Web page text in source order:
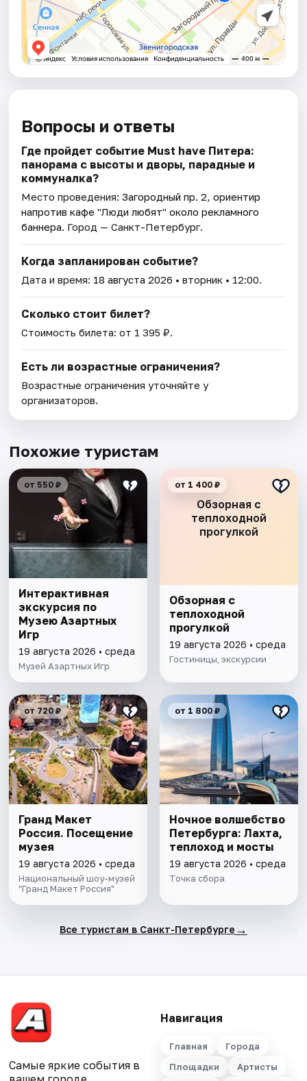
Вопросы и ответы
Где пройдет событие Must have Питера:
панорама с высоты и дворы, парадные и
коммуналка?
Место проведения:Загородный пр. 2, ориентир
напротив кафе "Люди любят" около рекламного
баннера. Город — Санкт-Петербург.
Когда запланирован событие?
Дата и время: 18 августа 2026 • вторник • 12:00.
Сколько стоит билет?
Стоимость билета: от 1 395 ₽.
Есть ли возрастные ограничения?
Возрастные ограничения уточняйте у
организаторов.
Похожие туристам
от 550 ₽
Интерактивная
экскурсия по
Музею Азартных
Игр
19 августа 2026 • среда
Музей Азартных Игр
Обзорная с
теплоходной
прогулкой
от 1 400 ₽
Обзорная с
теплоходной
прогулкой
19 августа 2026 • среда
Гостиницы, экскурсии
от 720 ₽
Гранд Макет
Россия. Посещение
музея
19 августа 2026 • среда
Национальный шоу-музей
"Гранд Макет Россия"
от 1 800 ₽
Ночное волшебство
Петербурга: Лахта,
теплоход и мосты
19 августа 2026 • среда
Точка сбора
Все туристам в Санкт-Петербурге →
Самые яркие события в
Навигация
Главная
Города
Площадки
Артисты